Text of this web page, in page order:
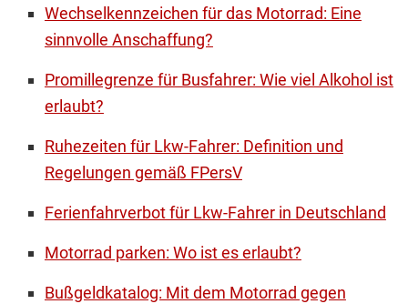
Wechselkennzeichen für das Motorrad: Eine
sinnvolle Anschaffung?
Promillegrenze für Busfahrer: Wie viel Alkohol ist
erlaubt?
Ruhezeiten für Lkw-Fahrer: Definition und
Regelungen gemäß FPersV
Ferienfahrverbot für Lkw-Fahrer in Deutschland
Motorrad parken: Wo ist es erlaubt?
Bußgeldkatalog: Mit dem Motorrad gegen